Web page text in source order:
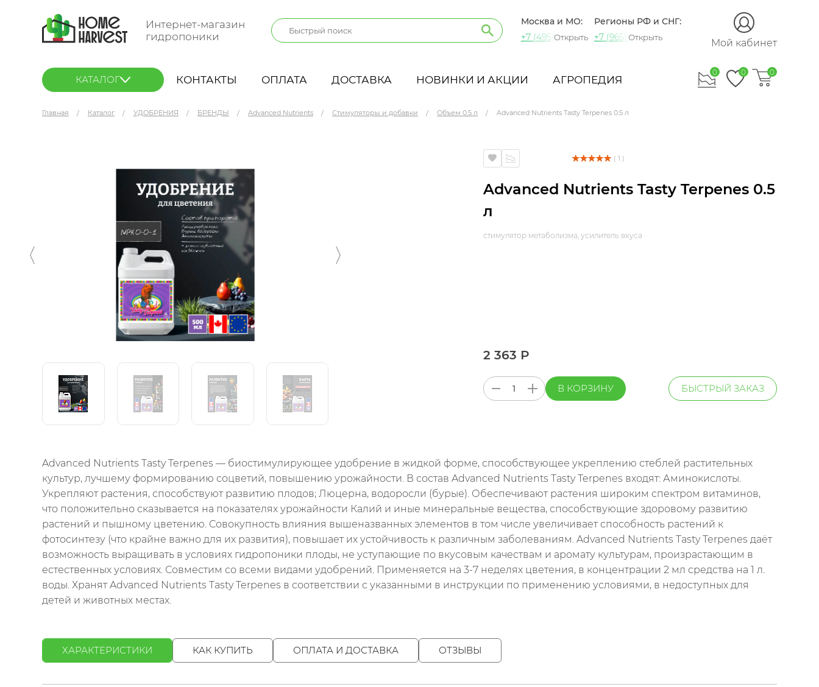
Интернет-магазин
гидропоники
Москва и МО:
+7 (495) 721-60-15
Открыть
Регионы РФ и СНГ:
+7 (965) 420-10-10
Открыть Мой кабинет
КАТАЛОГ КОНТАКТЫ ОПЛАТА ДОСТАВКА НОВИНКИ И АКЦИИ АГРОПЕДИЯ
0 0 0
Главная Каталог УДОБРЕНИЯ БРЕНДЫ Advanced Nutrients Стимуляторы и добавки Объем 0.5 л Advanced Nutrients Tasty Terpenes 0.5 л
( 1 )
Advanced Nutrients Tasty Terpenes 0.5
л
стимулятор метаболизма, усилитель вкуса
2 363 Р
В КОРЗИНУ БЫСТРЫЙ ЗАКАЗ
Advanced Nutrients Tasty Terpenes — биостимулирующее удобрение в жидкой форме, способствующее укреплению стеблей растительных
культур, лучшему формированию соцветий, повышению урожайности. В состав Advanced Nutrients Tasty Terpenes входят: Аминокислоты.
Укрепляют растения, способствуют развитию плодов; Люцерна, водоросли (бурые). Обеспечивают растения широким спектром витаминов,
что положительно сказывается на показателях урожайности Калий и иные минеральные вещества, способствующие здоровому развитию
растений и пышному цветению. Совокупность влияния вышеназванных элементов в том числе увеличивает способность растений к
фотосинтезу (что крайне важно для их развития), повышает их устойчивость к различным заболеваниям. Advanced Nutrients Tasty Terpenes даёт
возможность выращивать в условиях гидропоники плоды, не уступающие по вкусовым качествам и аромату культурам, произрастающим в
естественных условиях. Совместим со всеми видами удобрений. Применяется на 3-7 неделях цветения, в концентрации 2 мл средства на 1 л.
воды. Хранят Advanced Nutrients Tasty Terpenes в соответствии с указанными в инструкции по применению условиями, в недоступных для
детей и животных местах.
ХАРАКТЕРИСТИКИ КАК КУПИТЬ ОПЛАТА И ДОСТАВКА ОТЗЫВЫ